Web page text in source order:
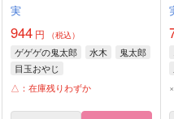
実
944円 （税込）
ゲゲゲの鬼太郎 水木
鬼太郎
目玉おやじ
△：在庫残りわずか